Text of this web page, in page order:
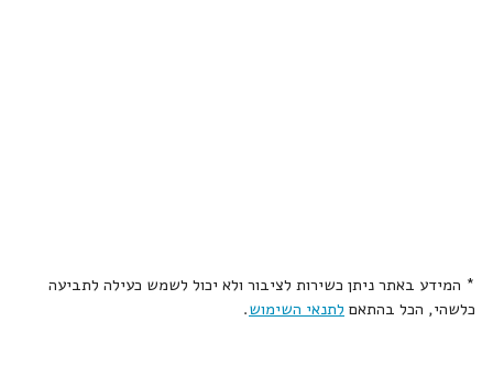
* המידע באתר ניתן כשירות לציבור ולא יכול לשמש כעילה לתביעה
כלשהי, הכל בהתאם לתנאי השימוש.